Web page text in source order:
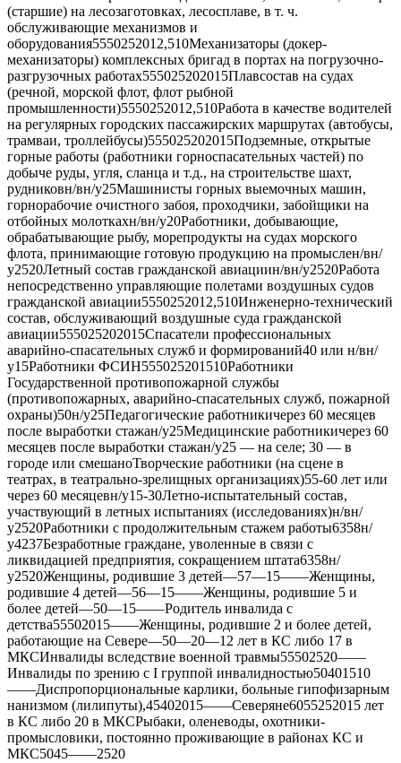
(старшие) на лесозаготовках, лесосплаве, в т. ч.
обслуживающие механизмов и
оборудования5550252012,510Механизаторы (докер-
механизаторы) комплексных бригад в портах на погрузочно-
разгрузочных работах555025202015Плавсостав на судах
(речной, морской флот, флот рыбной
промышленности)5550252012,510Работа в качестве водителей
на регулярных городских пассажирских маршрутах (автобусы,
трамваи, троллейбусы)555025202015Подземные, открытые
горные работы (работники горноспасательных частей) по
добыче руды, угля, сланца и т.д., на строительстве шахт,
рудниковн/вн/у25Машинисты горных выемочных машин,
горнорабочие очистного забоя, проходчики, забойщики на
отбойных молоткахн/вн/у20Работники, добывающие,
обрабатывающие рыбу, морепродукты на судах морского
флота, принимающие готовую продукцию на промыслен/вн/
у2520Летный состав гражданской авиациин/вн/у2520Работа
непосредственно управляющие полетами воздушных судов
гражданской авиации5550252012,510Инженерно-технический
состав, обслуживающий воздушные суда гражданской
авиации555025202015Спасатели профессиональных
аварийно-спасательных служб и формирований40 или н/вн/
у15Работники ФСИН555025201510Работники
Государственной противопожарной службы
(противопожарных, аварийно-спасательных служб, пожарной
охраны)50н/у25Педагогические работникичерез 60 месяцев
после выработки стажан/у25Медицинские работникичерез 60
месяцев после выработки стажан/у25 — на селе; 30 — в
городе или смешаноТворческие работники (на сцене в
театрах, в театрально-зрелищных организациях)55-60 лет или
через 60 месяцевн/у15-30Летно-испытательный состав,
участвующий в летных испытаниях (исследованиях)н/вн/
у2520Работники с продолжительным стажем работы6358н/
у4237Безработные граждане, уволенные в связи с
ликвидацией предприятия, сокращением штата6358н/
у2520Женщины, родившие 3 детей—57—15——Женщины,
родившие 4 детей—56—15——Женщины, родившие 5 и
более детей—50—15——Родитель инвалида с
детства55502015——Женщины, родившие 2 и более детей,
работающие на Севере—50—20—12 лет в КС либо 17 в
МКСИнвалиды вследствие военной травмы55502520——
Инвалиды по зрению с I группой инвалидностью50401510
——Диспропорциональные карлики, больные гипофизарным
нанизмом (лилипуты),45402015——Северяне6055252015 лет
в КС либо 20 в МКСРыбаки, оленеводы, охотники-
промысловики, постоянно проживающие в районах КС и
МКС5045——2520